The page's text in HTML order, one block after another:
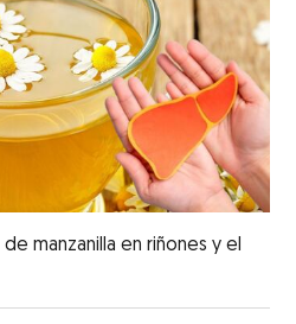
manzanilla en riñones y el